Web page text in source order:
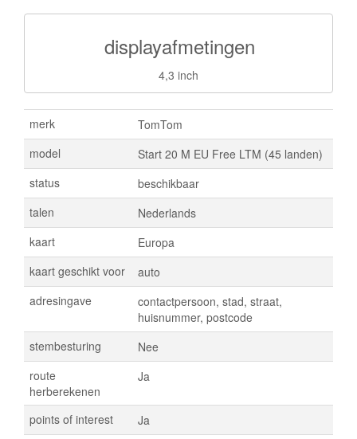
displayafmetingen
4,3 inch
merk
TomTom
model
Start 20 M EU Free LTM (45 landen)
status
beschikbaar
talen
Nederlands
kaart
Europa
kaart geschikt voor
auto
adresingave
contactpersoon, stad, straat,
huisnummer, postcode
stembesturing
Nee
route
herberekenen
Ja
points of interest
Ja